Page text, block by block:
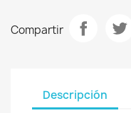
Compartir
Descripción